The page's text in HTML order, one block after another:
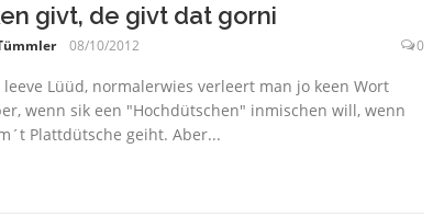
givt, de givt dat gorni
08/10/2012 0
Lüüd, normalerwies verleert man jo keen Wort
wenn sik een "Hochdütschen" inmischen will, wenn
Plattdütsche geiht. Aber...